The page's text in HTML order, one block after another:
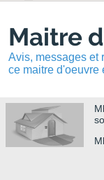
Maitre
Avis, messages et
ce maitre d'oeuvre